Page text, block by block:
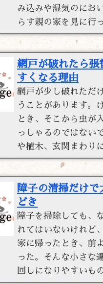
み込みや湿気のにお
らす親の家を見に行
網戸が破れたら張
すくなる理由
網戸が少し破れただ
うことがあります。
とき、そこから虫が
っしゃるのではない
や植木、玄関まわり
障子の清掃だけ
どき
障子を掃除しても、
れてはいないけれど
家に帰ったとき、前
った。そんな小さな
回しになりやすいも